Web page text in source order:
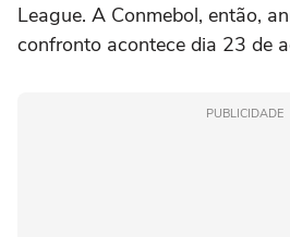
League. A Conmebol, então,
confronto acontece dia 23 de
PUBLICIDADE